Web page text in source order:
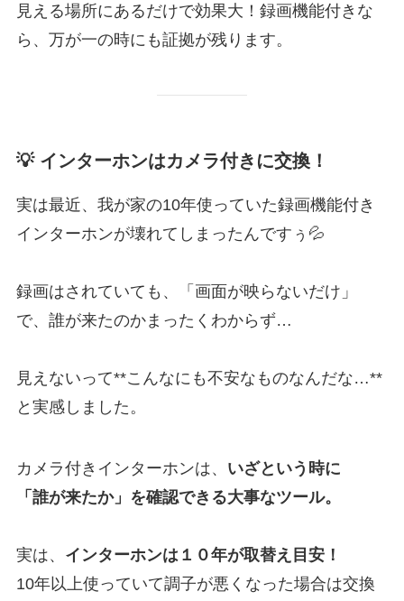
見える場所にあるだけで効果大！録画機能付きな
ら、万が一の時にも証拠が残ります。
💡 インターホンはカメラ付きに交換！
実は最近、我が家の10年使っていた録画機能付き
インターホンが壊れてしまったんですぅ💦
録画はされていても、「画面が映らないだけ」
で、誰が来たのかまったくわからず…
見えないって**こんなにも不安なものなんだな…**
と実感しました。
カメラ付きインターホンは、 いざという時に
「誰が来たか」を確認できる大事なツール。
実は、 インターホンは１０年が取替え目安！
10年以上使っていて調子が悪くなった場合は交換